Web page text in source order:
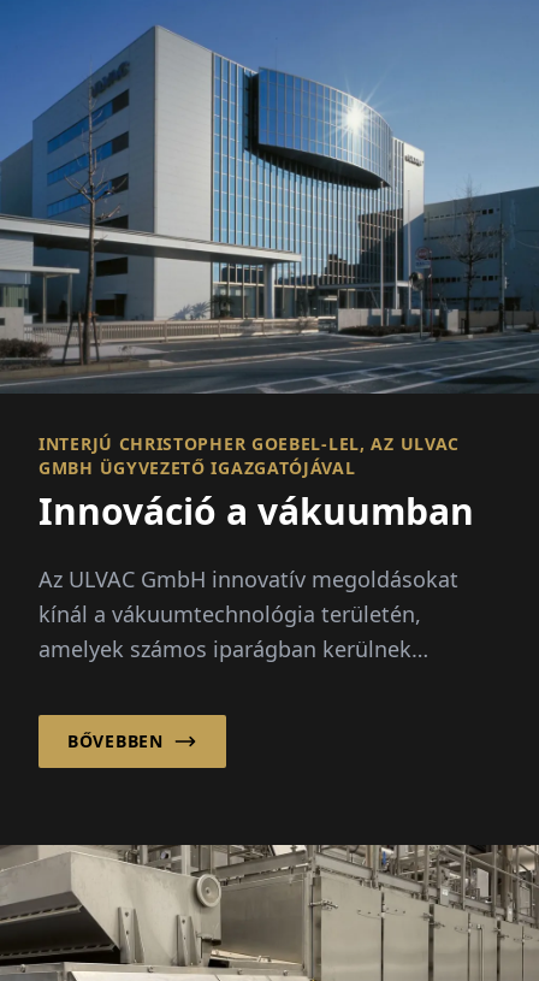
INTERJÚ CHRISTOPHER GOEBEL-LEL, AZ ULVAC
GMBH ÜGYVEZETŐ IGAZGATÓJÁVAL
Innováció a vákuumban
Az ULVAC GmbH innovatív megoldásokat
kínál a vákuumtechnológia területén,
amelyek számos iparágban kerülnek
BŐVEBBEN